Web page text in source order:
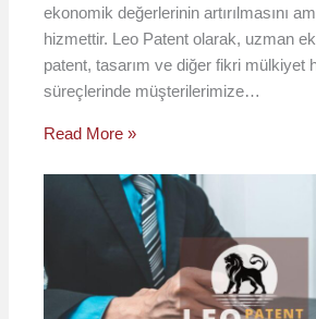
ekonomik değerlerinin artırılmasını
hizmettir. Leo Patent olarak, uzman
patent, tasarım ve diğer fikri mülkiyet
süreçlerinde müşterilerimize…
Read More »